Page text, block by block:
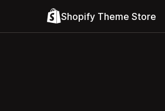
Shopify Theme Store